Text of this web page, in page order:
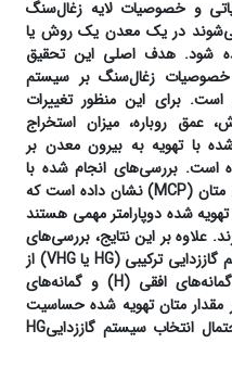
و خصوصیات لایه زغال‌سنگ
در یک معدن یک روش یا
شود. هدف اصلی این تحقیق
و خصوصیات زغال‌سنگ بر سیستم
برای این منظور تغییرات
عمق روباره، میزان استخراج
با تهویه به بیرون معدن بر
است. بررسی‌های انجام شده با
متان (MCP) نشان داده است که
شده دوپارامتر مهمی هستند
علاوه بر این نتایج، بررسی‌های
ترکیبی (HG یاVHG) از
افقی (H) و گمانه‌های
مقدار متان تهویه شده حساسیت
انتخاب سیستم گاززداییHG